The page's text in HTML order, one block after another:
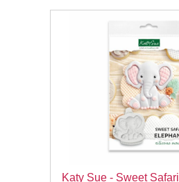
Katy Sue - Sweet